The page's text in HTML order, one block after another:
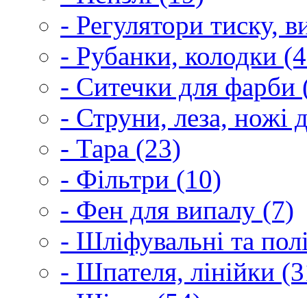
- Регулятори тиску,
- Рубанки, колодки
- Ситечки для фарби
- Струни, леза, ножі
- Тара (23)
- Фільтри (10)
- Фен для випалу (7)
- Шліфувальні та
- Шпателя, лінійки